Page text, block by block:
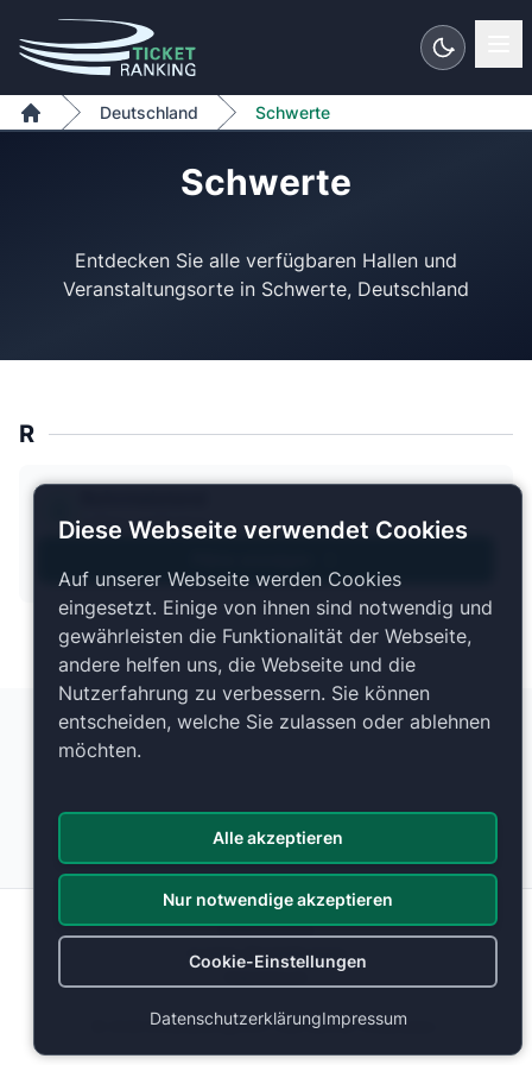
Zum Inhalt springen
Home
Deutschland Schwerte
Schwerte
Entdecken Sie alle verfügbaren Hallen und
R
1 Plan verfügbar
Datenschutz
Cookie-Einstellungen
© 2026 ticketranking.com | Alle Rechte vorbehalten.
Diese Webseite verwendet Cookies
Auf unserer Webseite werden Cookies
eingesetzt. Einige von ihnen sind notwendig und
gewährleisten die Funktionalität der Webseite,
andere helfen uns, die Webseite und die
Nutzerfahrung zu verbessern. Sie können
entscheiden, welche Sie zulassen oder ablehnen
möchten.
Alle akzeptieren
Nur notwendige akzeptieren
Cookie-Einstellungen
DatenschutzerklärungImpressum